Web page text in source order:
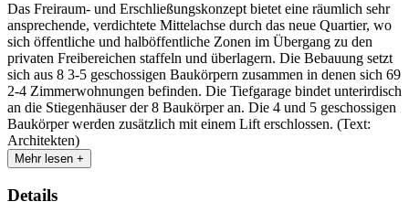
Das Freiraum- und Erschließungskonzept bietet eine räumlich sehr
ansprechende, verdichtete Mittelachse durch das neue Quartier, wo
sich öffentliche und halböffentliche Zonen im Übergang zu den
privaten Freibereichen staffeln und überlagern. Die Bebauung setzt
sich aus 8 3-5 geschossigen Baukörpern zusammen in denen sich 69
2-4 Zimmerwohnungen befinden. Die Tiefgarage bindet unterirdisch
an die Stiegenhäuser der 8 Baukörper an. Die 4 und 5 geschossigen
Baukörper werden zusätzlich mit einem Lift erschlossen. (Text:
Architekten)
Mehr lesen +
Details